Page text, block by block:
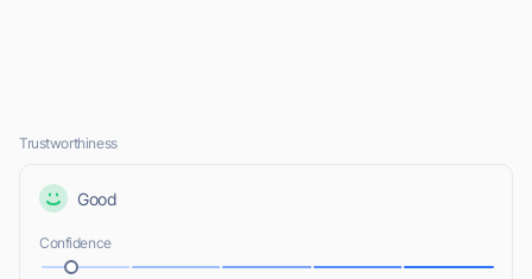
Trustworthiness
Good
Confidence